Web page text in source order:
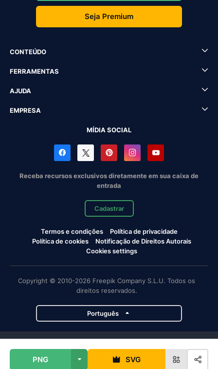
PNG SVG
Seja Premium
CONTEÚDO
FERRAMENTAS
AJUDA
EMPRESA
MÍDIA SOCIAL
Receba recursos exclusivos diretamente em sua caixa de
entrada
Cadastrar
Termos e condições
Política de privacidade
Política de cookies
Notificação de Direitos Autorais
Cookies settings
Copyright © 2010-2026 Freepik Company S.L.U. Todos os
direitos reservados.
Português